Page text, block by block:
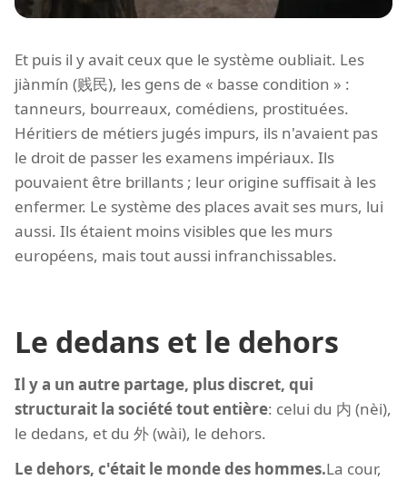
Et puis il y avait ceux que le système oubliait. Les
jiànmín (贱民), les gens de « basse condition » :
tanneurs, bourreaux, comédiens, prostituées.
Héritiers de métiers jugés impurs, ils n'avaient pas
le droit de passer les examens impériaux. Ils
pouvaient être brillants ; leur origine suffisait à les
enfermer. Le système des places avait ses murs, lui
aussi. Ils étaient moins visibles que les murs
européens, mais tout aussi infranchissables.
Le dedans et le dehors
Il y a un autre partage, plus discret, qui
structurait la société tout entière: celui du 内 (nèi),
le dedans, et du 外 (wài), le dehors.
Le dehors, c'était le monde des hommes.La cour,